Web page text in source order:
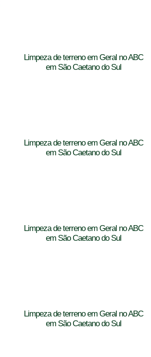
Limpeza de terreno em Geral no ABC
em São Caetano do Sul
Limpeza de terreno em Geral no ABC
em São Caetano do Sul
Limpeza de terreno em Geral no ABC
em São Caetano do Sul
Limpeza de terreno em Geral no ABC
em São Caetano do Sul